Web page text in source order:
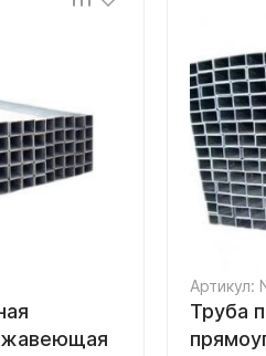
Артикул:
Труба